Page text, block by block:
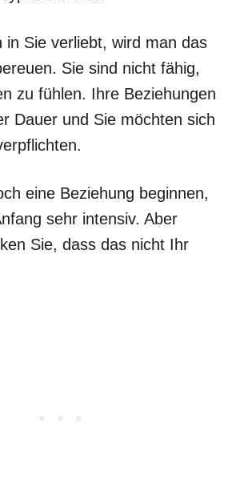
in Sie verliebt, wird man das
Sie sind nicht fähig,
zu fühlen. Ihre Beziehungen
Dauer und Sie möchten sich
eine Beziehung beginnen,
sehr intensiv. Aber
Sie, dass das nicht Ihr